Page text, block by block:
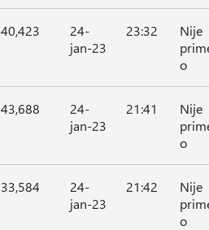
40,423
24-
jan-23
23:32
Nije
o
43,688
24-
jan-23
21:41
Nije
o
33,584
24-
jan-23
21:42
Nije
o